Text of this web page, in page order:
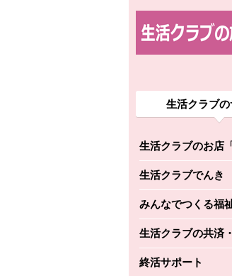
生活クラブ
生活クラブのお店
別のウィンドウで
生活クラブでんき
別のウィンドウで
みんなでつくる福
別のウィンドウで
生活クラブの共済
別のウィンドウで
終活サポート
別のウィンドウで